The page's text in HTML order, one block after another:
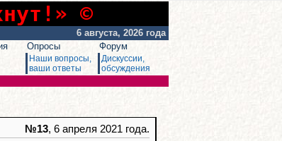
©
6 августа, 2026 года
Опросы
Наши вопросы,
ваши ответы
Форум
Дискуссии,
обсуждения
№13, 6 апреля 2021 года.